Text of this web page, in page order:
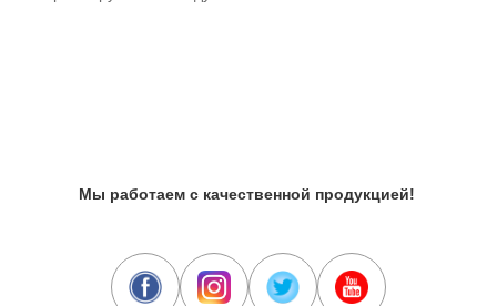
Мы работаем с качественной продукцией!